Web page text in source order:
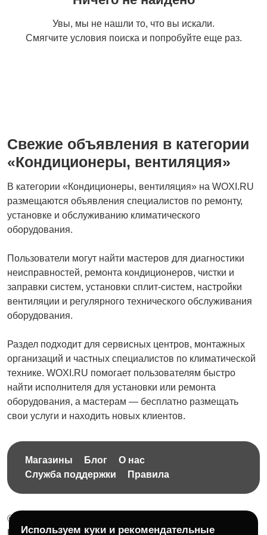
оверлокиУвы, мы не нашли то, что вы искали.
Смягчите условия поиска и попробуйте еще раз.
Свежие объявления в категории
«Кондиционеры, вентиляция»
В категории «Кондиционеры, вентиляция» на WOXI.RU
размещаются объявления специалистов по ремонту,
установке и обслуживанию климатического
оборудования.
Пользователи могут найти мастеров для диагностики
неисправностей, ремонта кондиционеров, чистки и
заправки систем, установки сплит-систем, настройки
вентиляции и регулярного технического обслуживания
оборудования.
Раздел подходит для сервисных центров, монтажных
организаций и частных специалистов по климатической
технике. WOXI.RU помогает пользователям быстро
найти исполнителя для установки или ремонта
оборудования, а мастерам — бесплатно размещать
свои услуги и находить новых клиентов.
Магазины Блог
О нас
Служба поддержки
Правила
© 2026 Бесплатная доска объявлений без ограничений
Используем куки и рекомендательные